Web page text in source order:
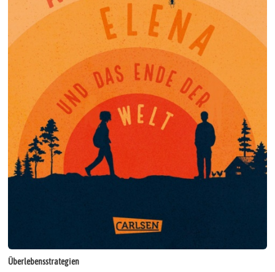
Überlebensstrategien